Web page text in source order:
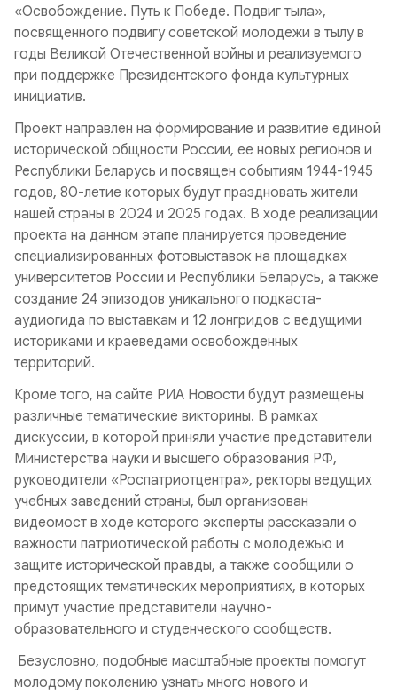
«Освобождение. Путь к Победе. Подвиг тыла»,
посвященного подвигу советской молодежи в тылу в
годы Великой Отечественной войны и реализуемого
при поддержке Президентского фонда культурных
инициатив.
Проект направлен на формирование и развитие единой
исторической общности России, ее новых регионов и
Республики Беларусь и посвящен событиям 1944-1945
годов, 80-летие которых будут праздновать жители
нашей страны в 2024 и 2025 годах. В ходе реализации
проекта на данном этапе планируется проведение
специализированных фотовыставок на площадках
университетов России и Республики Беларусь, а также
создание 24 эпизодов уникального подкаста-
аудиогида по выставкам и 12 лонгридов с ведущими
историками и краеведами освобожденных
территорий.
Кроме того, на сайте РИА Новости будут размещены
различные тематические викторины. В рамках
дискуссии, в которой приняли участие представители
Министерства науки и высшего образования РФ,
руководители «Роспатриотцентра», ректоры ведущих
учебных заведений страны, был организован
видеомост в ходе которого эксперты рассказали о
важности патриотической работы с молодежью и
защите исторической правды, а также сообщили о
предстоящих тематических мероприятиях, в которых
примут участие представители научно-
образовательного и студенческого сообществ.
Безусловно, подобные масштабные проекты помогут
молодому поколению узнать много нового и